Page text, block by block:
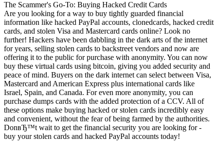
The Scammer's Go-To: Buying Hacked Credit Cards
Are you looking for a way to buy tightly guarded financial
information like hacked PayPal accounts, clonedcards, hacked credit
cards, and stolen Visa and Mastercard cards online? Look no
further! Hackers have been dabbling in the dark arts of the internet
for years, selling stolen cards to backstreet vendors and now are
offering it to the public for purchase with anonymity. You can now
buy these virtual cards using bitcoin, giving you added security and
peace of mind. Buyers on the dark internet can select between Visa,
Mastercard and American Express plus international cards like
Israel, Spain, and Canada. For even more anonymity, you can
purchase dumps cards with the added protection of a CCV. All of
these options make buying hacked or stolen cards incredibly easy
and convenient, without the fear of being farmed by the authorities.
DonвЂ™t wait to get the financial security you are looking for -
buy your stolen cards and hacked PayPal accounts today!